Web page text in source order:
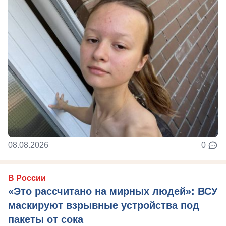
08.08.2026 0
В России
«Это рассчитано на мирных людей»: ВСУ
маскируют взрывные устройства под
пакеты от сока